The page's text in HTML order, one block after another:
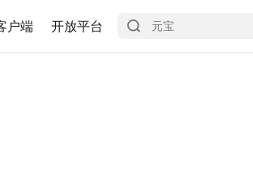
户端 开放平台